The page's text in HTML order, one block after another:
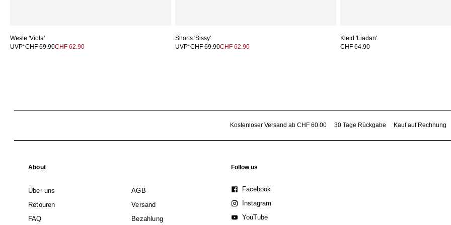
Weste 'Viola'
UVP*CHF 69.90CHF 62.90
Shorts 'Sissy'
UVP*CHF 69.90CHF 62.90
Kleid 'Liadan'
CHF 64.90
Kostenloser Versand ab CHF 60.00 30 Tage Rückgabe Kauf auf Rechnung
About
Über uns
AGB
Retouren
Versand
FAQ
Bezahlung
Follow us
Facebook
Instagram
YouTube